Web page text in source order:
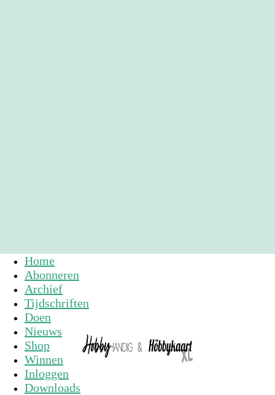
Home
Abonneren
Archief
Tijdschriften
Doen
Nieuws
Shop
Winnen
Inloggen
Downloads